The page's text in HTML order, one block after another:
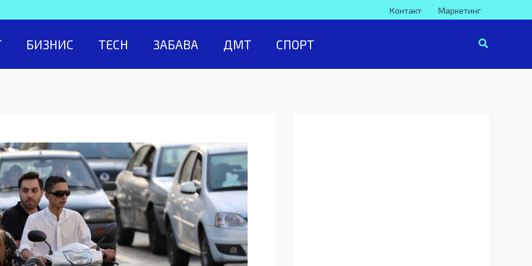
Контакт Маркетинг
БИЗНИС TECH ЗАБАВА ДМТ СПОРТ